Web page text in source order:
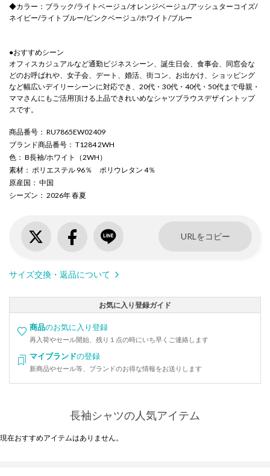
◆カラー：ブラック/ライトベージュ/オレンジベージュ/アッシュターコイズ/
ネイビー/ライトブルー/ピンクベージュ/ホワイト/ブルー
●おすすめシーン
オフィスカジュアルなど通勤ビジネスシーン、誕生日会、食事会、同窓会な
どのお呼ばれや、女子会、デート、婚活、街コン、お出かけ、ショッピング
など幅広いデイリーシーンに対応でき、20代・30代・40代・50代まで母親・
ママさんにもご活用頂ける上品できれいめなシャツブラウスデザイントップ
スです。
商品番号 ： RU7865EW02409
ブランド商品番号 ： T1284 2WH
色 ： B長袖/ホワイト（2WH）
素材 ： ポリエステル 96％ ポリウレタン 4％
原産国 ： 中国
シーズン ： 2026年 春夏
URLをコピー
サイズ交換・返品について
お気に入り登録ガイド
商品のお気に入り登録
再入荷やセール開始、残り１点の時にいち早くご連絡します
マイブランドの登録
新商品やセール等、ブランドのお得な情報をお送りします
長袖シャツの人気アイテム
現在おすすめアイテムはありません。